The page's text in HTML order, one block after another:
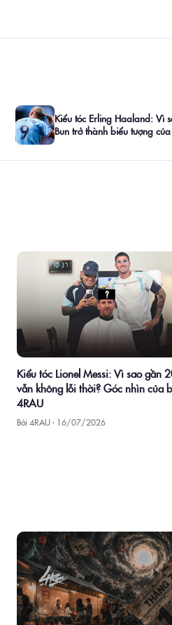
Kiểu tóc Erling Haaland: Vì
Bun trở thành biểu tượng
Kiểu tóc Lionel Messi: Vì sao gần
vẫn không lỗi thời? Góc nhìn của
4RAU
Bởi 4RAU · 16/07/2026